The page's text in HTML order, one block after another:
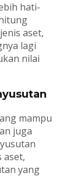
hati-
aset,
lagi
nilai
mampu
juga
aset,
yang